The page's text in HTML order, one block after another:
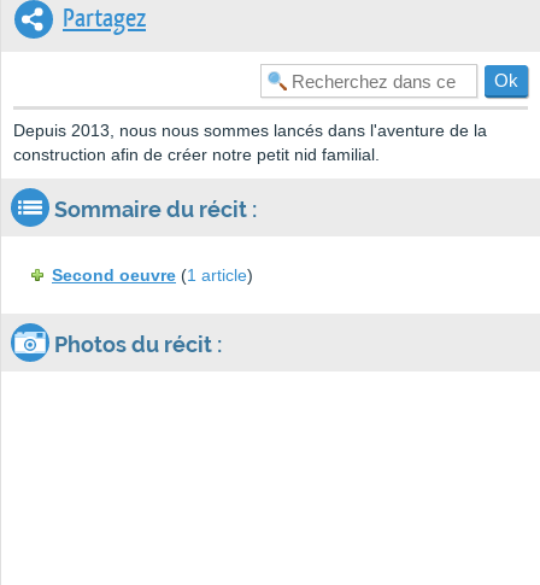
Partagez
Depuis 2013, nous nous sommes lancés dans l'aventure de la
construction afin de créer notre petit nid familial.
Sommaire du récit :
Second oeuvre (1 article)
Photos du récit :